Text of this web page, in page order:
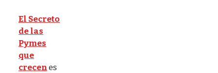
El Secreto
de las
Pymes
que
crecenes